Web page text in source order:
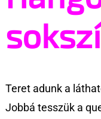
Teret adunk a
Jobbá tesszük a